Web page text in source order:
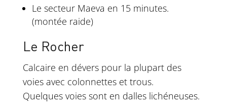
Le secteur Maeva en 15 minutes.
(montée raide)
Le Rocher
Calcaire en dévers pour la plupart des
voies avec colonnettes et trous.
Quelques voies sont en dalles lichéneuses.